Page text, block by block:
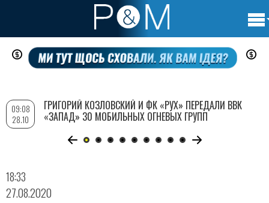
Перейти
содержанию
18:33
27.08.2020
ГРИГОРИЙ КОЗЛОВСКИЙ И ФК «РУХ» ПЕРЕДАЛИ ВВК
«ЗАПАД» 30 МОБИЛЬНЫХ ОГНЕВЫХ ГРУПП